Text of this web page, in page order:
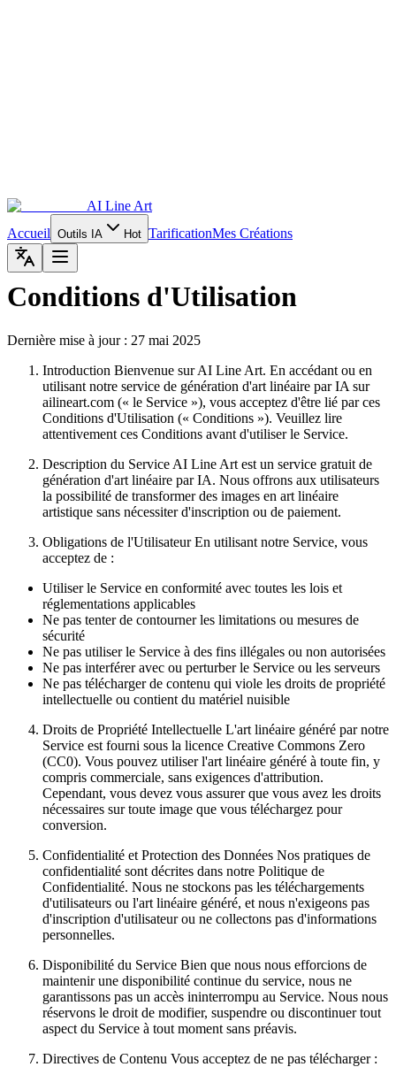
AI Line Art
Accueil Outils IA Hot TarificationMes Créations
Conditions d'Utilisation
Dernière mise à jour : 27 mai 2025
Introduction Bienvenue sur AI Line Art. En accédant ou en
utilisant notre service de génération d'art linéaire par IA sur
ailineart.com (« le Service »), vous acceptez d'être lié par ces
Conditions d'Utilisation (« Conditions »). Veuillez lire
attentivement ces Conditions avant d'utiliser le Service.
Description du Service AI Line Art est un service gratuit de
génération d'art linéaire par IA. Nous offrons aux utilisateurs
la possibilité de transformer des images en art linéaire
artistique sans nécessiter d'inscription ou de paiement.
Obligations de l'Utilisateur En utilisant notre Service, vous
acceptez de :
Utiliser le Service en conformité avec toutes les lois et
réglementations applicables
Ne pas tenter de contourner les limitations ou mesures de
sécurité
Ne pas utiliser le Service à des fins illégales ou non autorisées
Ne pas interférer avec ou perturber le Service ou les serveurs
Ne pas télécharger de contenu qui viole les droits de propriété
intellectuelle ou contient du matériel nuisible
Droits de Propriété Intellectuelle L'art linéaire généré par notre
Service est fourni sous la licence Creative Commons Zero
(CC0). Vous pouvez utiliser l'art linéaire généré à toute fin, y
compris commerciale, sans exigences d'attribution.
Cependant, vous devez vous assurer que vous avez les droits
nécessaires sur toute image que vous téléchargez pour
conversion.
Confidentialité et Protection des Données Nos pratiques de
confidentialité sont décrites dans notre Politique de
Confidentialité. Nous ne stockons pas les téléchargements
d'utilisateurs ou l'art linéaire généré, et nous n'exigeons pas
d'inscription d'utilisateur ou ne collectons pas d'informations
personnelles.
Disponibilité du Service Bien que nous nous efforcions de
maintenir une disponibilité continue du service, nous ne
garantissons pas un accès ininterrompu au Service. Nous nous
réservons le droit de modifier, suspendre ou discontinuer tout
aspect du Service à tout moment sans préavis.
Directives de Contenu Vous acceptez de ne pas télécharger :